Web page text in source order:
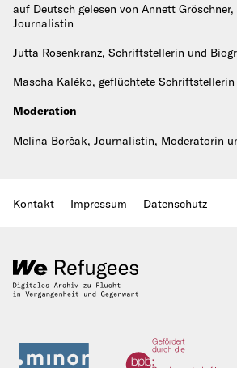
auf Deutsch gelesen von Annett
Journalistin
Jutta Rosenkranz, Schriftstellerin und
Mascha Kaléko, geflüchtete Schriftstellerin
Moderation
Melina Borčak, Journalistin, Moderatorin
Kontakt Impressum Datenschutz